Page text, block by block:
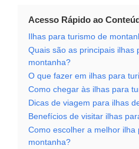
Acesso Rápido ao
Ilhas para turismo de
Quais são as principais ilhas
montanha?
O que fazer em ilhas para
Como chegar às ilhas para
Dicas de viagem para ilhas
Benefícios de visitar ilhas
Como escolher a melhor ilha
montanha?